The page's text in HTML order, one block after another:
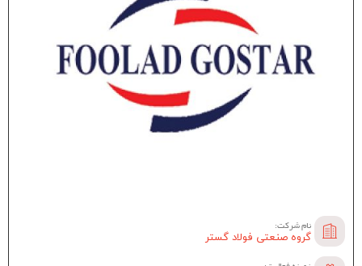
نام شرکت:
گروه صنعتی فولاد گستر